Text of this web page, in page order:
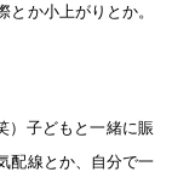
とか小上がりとか。
）子どもと一緒に賑
配線とか、自分で一